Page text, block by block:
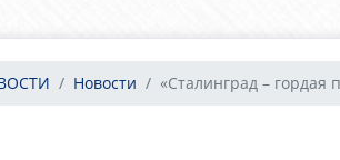
Новости «Сталинград – гордая